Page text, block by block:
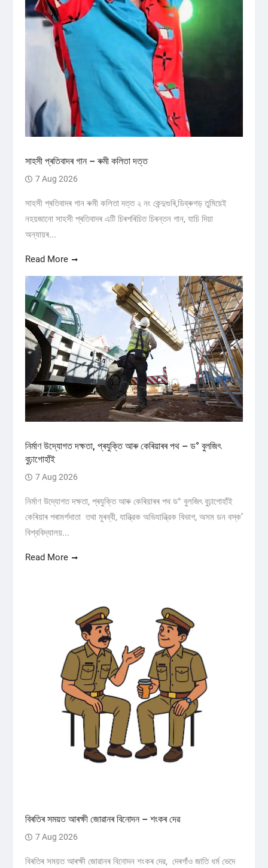
সাহসী প্ৰতিবাদৰ গান – ৰুমী কলিতা দত্ত
7 Aug 2026
সাহসী প্ৰতিবাদৰ গান ৰুমী কলিতা দত্ত ২ নং কেন্দুগুৰি,ডিব্ৰুগড় তুমিয়েই
নহয়জানো সাহসী প্ৰতিবাদৰ এটি চিৰপৰিচিত চিৰন্তন গান, যাচি দিয়া
অন্যায়ৰ...
Read More
নিৰ্মাণ উদ্যোগত দক্ষতা, প্ৰযুক্তি আৰু কেৰিয়াৰৰ পথ – ড° বুলজিৎ
বুঢ়াগোহাঁই
7 Aug 2026
নিৰ্মাণ উদ্যোগত দক্ষতা, প্ৰযুক্তি আৰু কেৰিয়াৰৰ পথ ড° বুলজিৎ বুঢ়াগোহাঁই
কেৰিয়াৰ পৰামৰ্শদাতা তথা মুৰব্বী, যান্ত্রিক অভিযান্ত্রিক বিভাগ, অসম ডন বস্ক’
বিশ্ববিদ্যালয়...
Read More
বিৰতিৰ সময়ত আৰক্ষী জোৱানৰ বিনোদন – শংকৰ দেৱ
7 Aug 2026
বিৰতিৰ সময়ত আৰক্ষী জোৱানৰ বিনোদন শংকৰ দেৱ, দেৰগাঁও জাতি ধৰ্ম ভেদে